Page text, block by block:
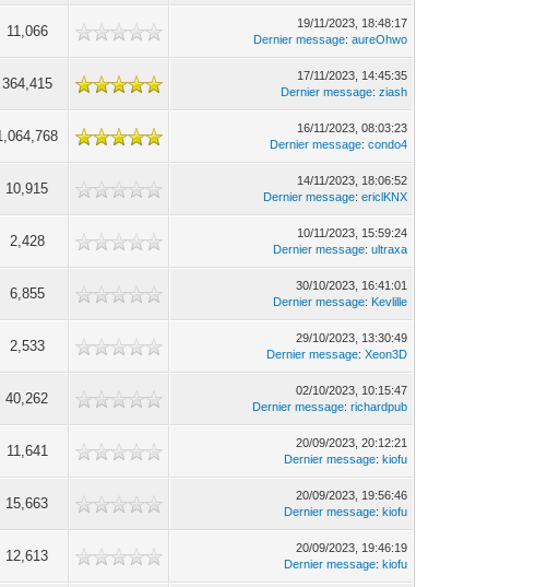
11,066
19/11/2023, 18:48:17
Dernier message:aureOhwo
364,415
17/11/2023, 14:45:35
Dernier message:ziash
16/11/2023, 08:03:23
Dernier message:condo4
10,915
14/11/2023, 18:06:52
Dernier message:ericlKNX
2,428
10/11/2023, 15:59:24
Dernier message:ultraxa
6,855
30/10/2023, 16:41:01
Dernier message: Kevlille
2,533
29/10/2023, 13:30:49
Dernier message:Xeon3D
40,262
02/10/2023, 10:15:47
Dernier message:richardpub
11,641
20/09/2023, 20:12:21
Dernier message:kiofu
15,663
20/09/2023, 19:56:46
Dernier message:kiofu
12,613
20/09/2023, 19:46:19
Dernier message:kiofu